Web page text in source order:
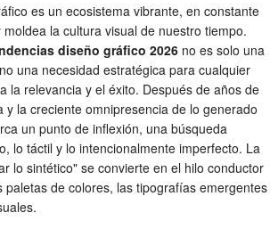
es un ecosistema vibrante, en constante
la cultura visual de nuestro tiempo.
diseño gráfico 2026 no es solo una
una necesidad estratégica para cualquier
la relevancia y el éxito. Después de años de
y la creciente omnipresencia de lo generado
un punto de inflexión, una búsqueda
lo táctil y lo intencionalmente imperfecto. La
lo sintético" se convierte en el hilo conductor
paletas de colores, las tipografías emergentes